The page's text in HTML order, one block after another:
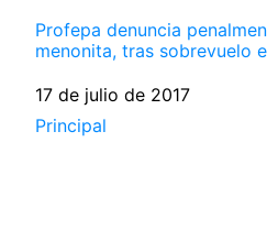
Profepa denuncia
menonita, tras sobrevuelo
Fecha
17 de julio de 2017
Respecto a
Principal